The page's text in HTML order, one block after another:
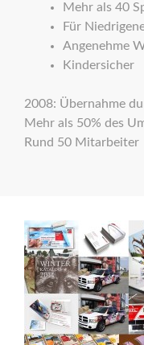
Mehr als 40
Für
Angenehme
Kindersicher
2008: Übernahme
Mehr als 50% des
Rund 50 Mitarbeiter